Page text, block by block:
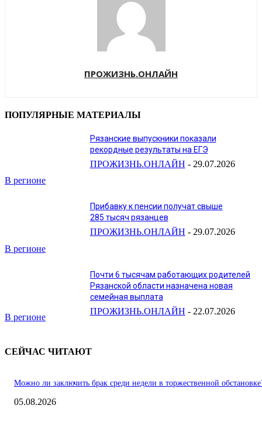
ПРОЖИЗНЬ.ОНЛАЙН
ПОПУЛЯРНЫЕ МАТЕРИАЛЫ
В регионе
Рязанские выпускники показали
рекордные результаты на ЕГЭ
ПРОЖИЗНЬ.ОНЛАЙН - 29.07.2026
В регионе
Прибавку к пенсии получат свыше
285 тысяч рязанцев
ПРОЖИЗНЬ.ОНЛАЙН - 29.07.2026
В регионе
Почти 6 тысячам работающих родителей
Рязанской области назначена новая
семейная выплата
ПРОЖИЗНЬ.ОНЛАЙН - 22.07.2026
СЕЙЧАС ЧИТАЮТ
Можно ли заключить брак среди недели в торжественной
05.08.2026